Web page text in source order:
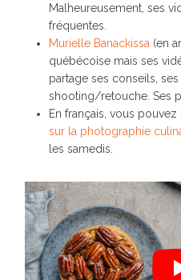
Malheureusement, ses
fréquentes.
Murielle Banackissa (en
québécoise mais ses
partage ses conseils,
shooting/retouche. Ses
En français, vous
sur la photographie
les samedis.